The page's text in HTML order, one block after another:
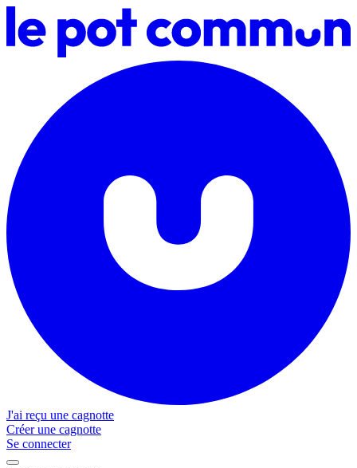
J'ai reçu une cagnotte
Créer une cagnotte
Se connecter